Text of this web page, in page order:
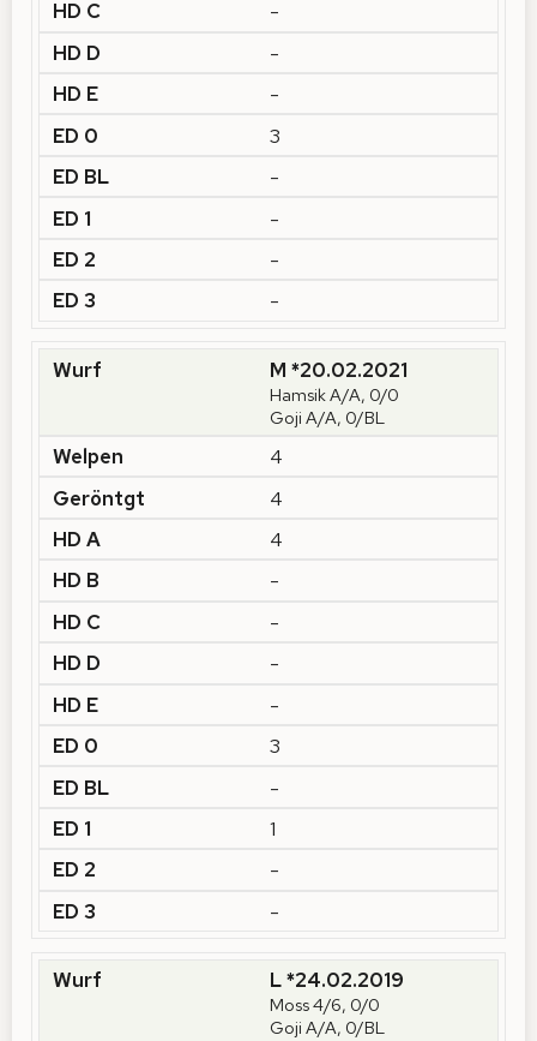
-
-
-
3
-
-
-
-
M *20.02.2021
Hamsik A/A, 0/0
Goji A/A, 0/BL
4
4
4
-
-
-
-
3
-
1
-
-
L *24.02.2019
Moss 4/6, 0/0
Goji A/A, 0/BL